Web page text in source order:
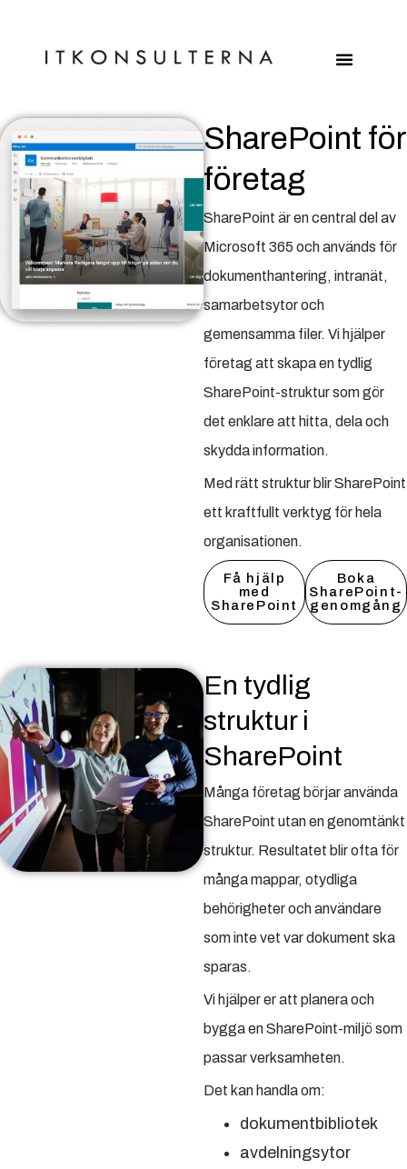
SharePoint för
företag
SharePoint är en central del av
Microsoft 365 och används för
dokumenthantering, intranät,
samarbetsytor och
gemensamma filer. Vi hjälper
företag att skapa en tydlig
SharePoint-struktur som gör
det enklare att hitta, dela och
skydda information.
Med rätt struktur blir SharePoint
ett kraftfullt verktyg för hela
organisationen.
Få hjälp
med
SharePoint
Boka
SharePoint-
genomgång
En tydlig
struktur i
SharePoint
Många företag börjar använda
SharePoint utan en genomtänkt
struktur. Resultatet blir ofta för
många mappar, otydliga
behörigheter och användare
som inte vet var dokument ska
sparas.
Vi hjälper er att planera och
bygga en SharePoint-miljö som
passar verksamheten.
Det kan handla om:
dokumentbibliotek
avdelningsytor